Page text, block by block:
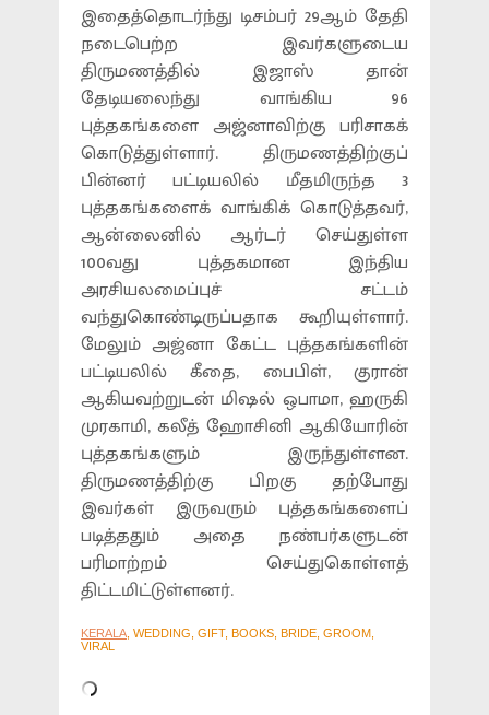
இதைத்தொடர்ந்து டிசம்பர் 29ஆம் தேதி
நடைபெற்ற இவர்களுடைய
திருமணத்தில் இஜாஸ் தான்
தேடியலைந்து வாங்கிய 96
புத்தகங்களை அஜ்னாவிற்கு பரிசாகக்
கொடுத்துள்ளார். திருமணத்திற்குப்
பின்னர் பட்டியலில் மீதமிருந்த 3
புத்தகங்களைக் வாங்கிக் கொடுத்தவர்,
ஆன்லைனில் ஆர்டர் செய்துள்ள
100வது புத்தகமான இந்திய
அரசியலமைப்புச் சட்டம்
வந்துகொண்டிருப்பதாக கூறியுள்ளார்.
மேலும் அஜ்னா கேட்ட புத்தகங்களின்
பட்டியலில் கீதை, பைபிள், குரான்
ஆகியவற்றுடன் மிஷல் ஒபாமா, ஹருகி
முரகாமி, கலீத் ஹோசினி ஆகியோரின்
புத்தகங்களும் இருந்துள்ளன.
திருமணத்திற்கு பிறகு தற்போது
இவர்கள் இருவரும் புத்தகங்களைப்
படித்ததும் அதை நண்பர்களுடன்
பரிமாற்றம் செய்துகொள்ளத்
திட்டமிட்டுள்ளனர்.
KERALA, WEDDING, GIFT, BOOKS, BRIDE, GROOM,
VIRAL